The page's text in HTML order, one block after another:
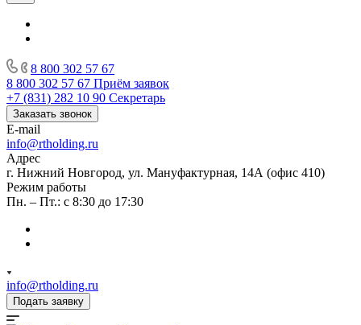
8 800 302 57 67
8 800 302 57 67 Приём заявок
+7 (831) 282 10 90 Секретарь
Заказать звонок
E-mail
info@rtholding.ru
Адрес
г. Нижний Новгород, ул. Мануфактурная, 14А (офис 410)
Режим работы
Пн. – Пт.: с 8:30 до 17:30
info@rtholding.ru
Подать заявку